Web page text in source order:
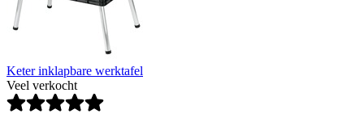
Keter inklapbare werktafel
Veel verkocht